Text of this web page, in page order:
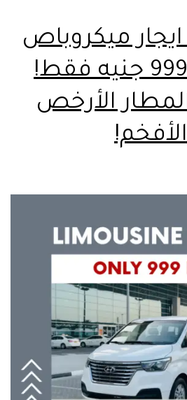
ميكروباص
المطار بـ 999 جنيه فقط!
الأرخص